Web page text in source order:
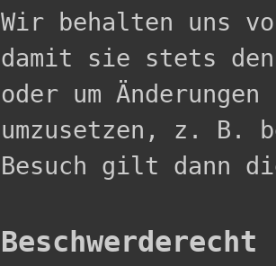
Wir behalten uns
damit sie stets
oder um
umzusetzen, z. B.
Besuch gilt dann